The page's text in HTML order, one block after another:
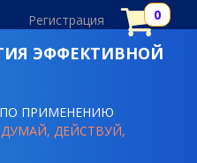
Регистрация
ЭФФЕКТИВНОЙ
ПРИМЕНЕНИЮ
ДУМАЙ, ДЕЙСТВУЙ,